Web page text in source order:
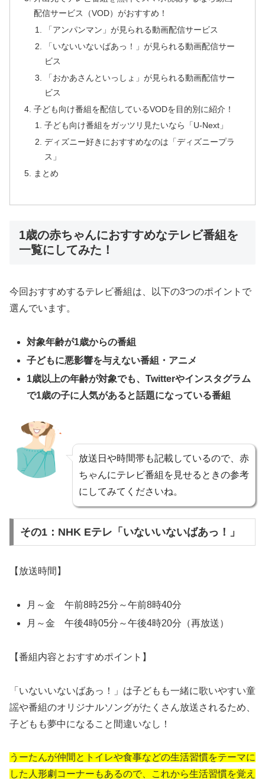
配信サービス（VOD）がおすすめ！
「アンパンマン」が見られる動画配信サービス
「いないいないばあっ！」が見られる動画配信サー
ビス
「おかあさんといっしょ」が見られる動画配信サー
ビス
子ども向け番組を配信しているVODを目的別に紹介！
子ども向け番組をガッツリ見たいなら「U-Next」
ディズニー好きにおすすめなのは「ディズニープラ
ス」
まとめ
1歳の赤ちゃんにおすすめなテレビ番組を
一覧にしてみた！
今回おすすめするテレビ番組は、以下の3つのポイントで
選んでいます。
対象年齢が1歳からの番組
子どもに悪影響を与えない番組・アニメ
1歳以上の年齢が対象でも、Twitterやインスタグラム
で1歳の子に人気があると話題になっている番組
放送日や時間帯も記載しているので、赤
ちゃんにテレビ番組を見せるときの参考
にしてみてくださいね。
その1：NHK Eテレ「いないいないばあっ！」
【放送時間】
月～金 午前8時25分～午前8時40分
月～金 午後4時05分～午後4時20分（再放送）
【番組内容とおすすめポイント】
「いないいないばあっ！」は子どもも一緒に歌いやすい童
謡や番組のオリジナルソングがたくさん放送されるため、
子どもも夢中になること間違いなし！
うーたんが仲間とトイレや食事などの生活習慣をテーマに
した人形劇コーナーもあるので、これから生活習慣を覚え